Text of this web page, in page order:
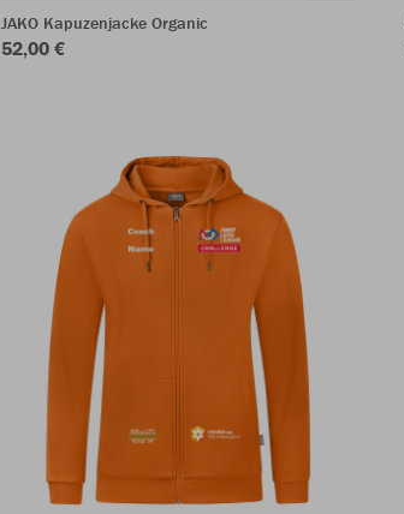
JAKO Kapuzenjacke Organic
52,00 €